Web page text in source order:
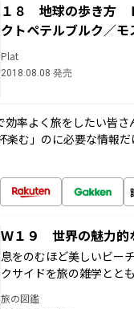
１８ 地球の歩き方
クトペテルブルク／モ
Plat
2018.08.08 発売
効率よく旅をしたい皆
楽む」のに必要な情報だ
Ｗ１９ 世界の魅力的
息をのむほど美しいビー
クサイドを旅の雑学とと
旅の図鑑